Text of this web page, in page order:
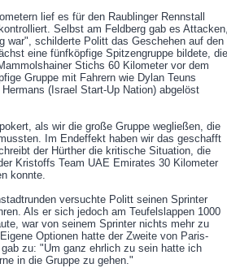
lief es für den Raublinger Rennstall
Selbst am Feldberg gab es
war", schilderte Politt das Geschehen auf den
eine fünfköpfige Spitzengruppe bildete, die
Stichs 60 Kilometer vor dem
Gruppe mit Fahrern wie Dylan Teuns
(Israel Start-Up Nation) abgelöst
als wir die große Gruppe wegließen, die
Im Endeffekt haben wir das geschafft
der Hürther die kritische Situation, die
Kristoffs Team UAE Emirates 30 Kilometer
konnte.
versuchte Politt seinen Sprinter
Als er sich jedoch am Teufelslappen 1000
war von seinem Sprinter nichts mehr zu
Optionen hatte der Zweite von Paris-
zu: "Um ganz ehrlich zu sein hatte ich
in die Gruppe zu gehen."